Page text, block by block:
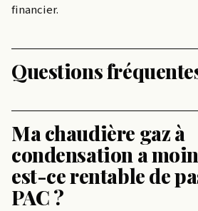
financier.
Questions
Ma chaudière gaz à
condensation a
est-ce rentable de
PAC ?